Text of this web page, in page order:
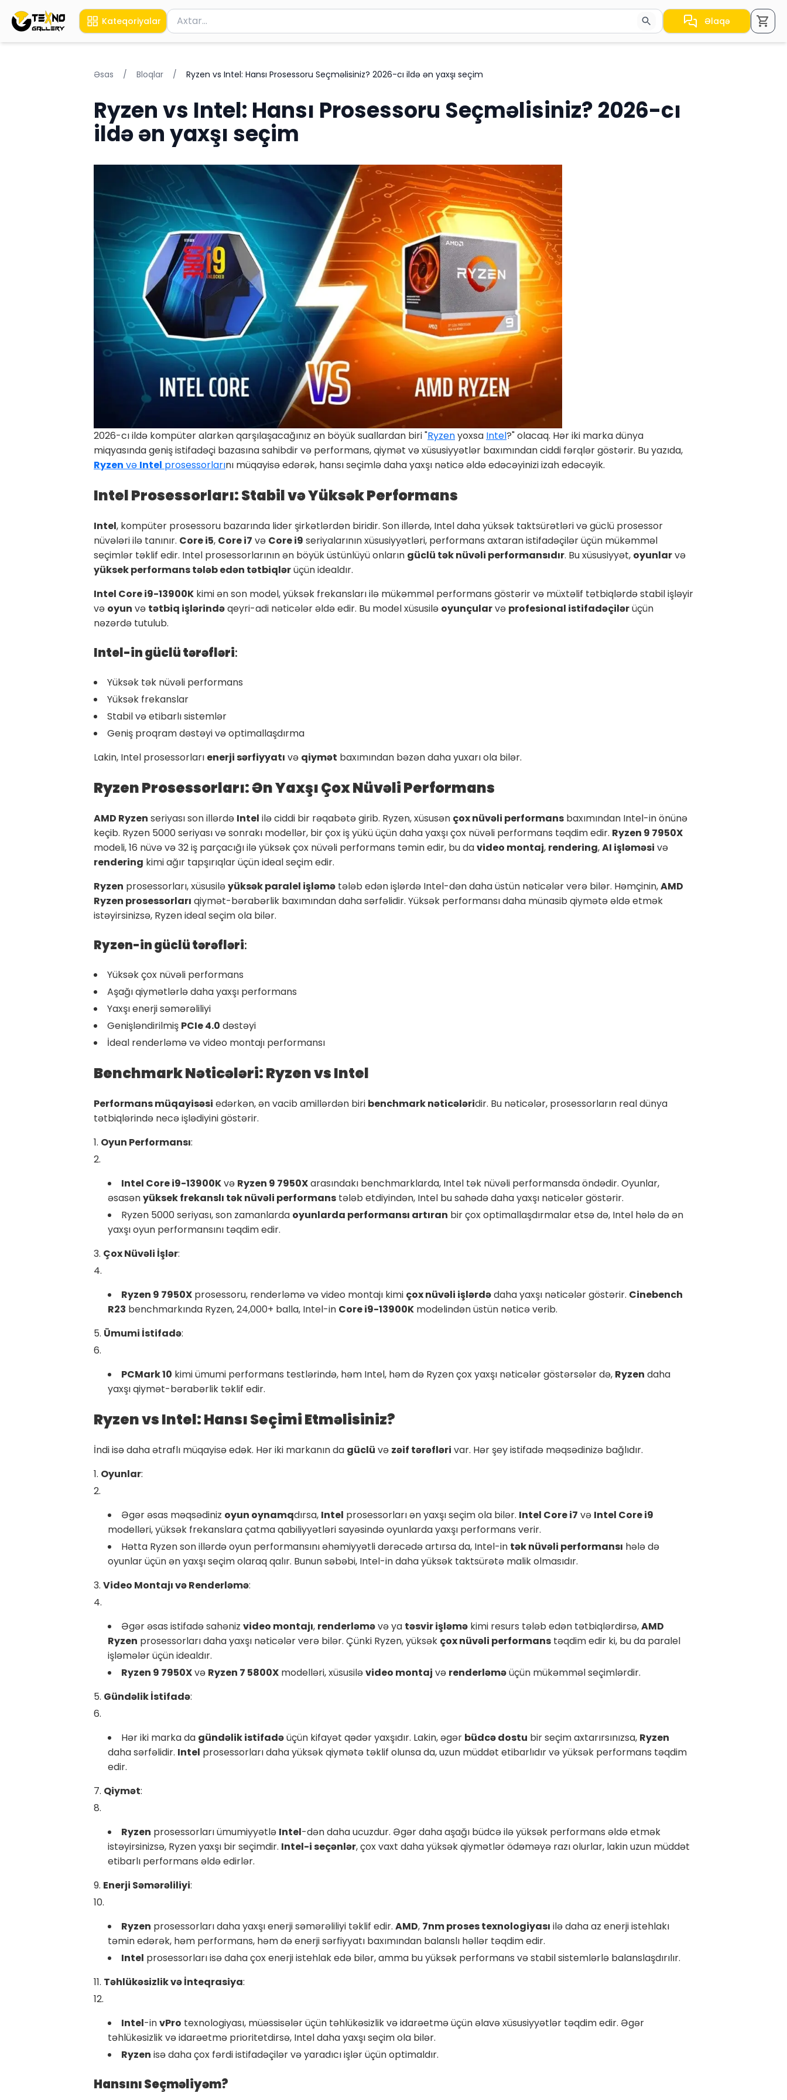
Kateqoriyalar Məhsul axtar
Axtarış üçün ən azı 2 simvol yazın. Göndərmək üçün Enter düyməsini basın və ya nəticələr arasında keçid etmək üçün ox
Əlaqə
Əsas / Bloqlar / Ryzen vs Intel: Hansı Prosessoru Seçməlisiniz? 2026-cı ildə ən yaxşı seçim
Ryzen vs Intel: Hansı Prosessoru Seçməlisiniz? 2026-cı
ildə ən yaxşı seçim
2026-cı ildə kompüter alarkən qarşılaşacağınız ən böyük suallardan biri "Ryzenyoxsa Intel?" olacaq. Hər iki marka dünya
miqyasında geniş istifadəçi bazasına sahibdir və performans, qiymət və xüsusiyyətlər baxımından ciddi fərqlər göstərir. Bu yazıda,
Ryzen və Intel prosessorlarını müqayisə edərək, hansı seçimlə daha yaxşı nəticə əldə edəcəyinizi izah edəcəyik.
Intel Prosessorları: Stabil və Yüksək Performans
Intel, kompüter prosessoru bazarında lider şirkətlərdən biridir. Son illərdə, Intel daha yüksək taktsürətləri və güclü prosessor
nüvələri ilə tanınır. Core i5, Core i7 və Core i9 seriyalarının xüsusiyyətləri, performans axtaran istifadəçilər üçün mükəmməl
seçimlər təklif edir. Intel prosessorlarının ən böyük üstünlüyü onların güclü tək nüvəli performansıdır. Bu xüsusiyyət, oyunlarvə
yüksek performans tələb edən tətbiqlərüçün idealdır.
Intel Core i9-13900K kimi ən son model, yüksək frekansları ilə mükəmməl performans göstərir və müxtəlif tətbiqlərdə stabil işləyir
və oyun və tətbiq işlərindəqeyri-adi nəticələr əldə edir. Bu model xüsusilə oyunçularvə profesional istifadəçilərüçün
nəzərdə tutulub.
Intel-in güclü tərəfləri:
Yüksək tək nüvəli performans
Yüksək frekanslar
Stabil və etibarlı sistemlər
Geniş proqram dəstəyi və optimallaşdırma
Lakin, Intel prosessorları enerji sərfiyyatı və qiymət baxımından bəzən daha yuxarı ola bilər.
Ryzen Prosessorları: Ən Yaxşı Çox Nüvəli Performans
AMD Ryzen seriyası son illərdə Intel ilə ciddi bir rəqabətə girib. Ryzen, xüsusən çox nüvəli performans baxımından Intel-in önünə
keçib. Ryzen 5000 seriyası və sonrakı modellər, bir çox iş yükü üçün daha yaxşı çox nüvəli performans təqdim edir. Ryzen 9 7950X
modeli, 16 nüvə və 32 iş parçacığı ilə yüksək çox nüvəli performans təmin edir, bu davideo montaj, rendering,AI işləməsi və
rendering kimi ağır tapşırıqlar üçün ideal seçim edir.
Ryzen prosessorları, xüsusiləyüksək paralel işləmə tələb edən işlərdə Intel-dən daha üstün nəticələr verə bilər. Həmçinin,AMD
Ryzen prosessorları qiymət-bərabərlik baxımından daha sərfəlidir. Yüksək performansı daha münasib qiymətə əldə etmək
istəyirsinizsə, Ryzen ideal seçim ola bilər.
Ryzen-in güclü tərəfləri:
Yüksək çox nüvəli performans
Aşağı qiymətlərlə daha yaxşı performans
Yaxşı enerji səmərəliliyi
Genişləndirilmiş PCIe 4.0 dəstəyi
İdeal renderləmə və video montajı performansı
Benchmark Nəticələri: Ryzen vs Intel
Performans müqayisəsi edərkən, ən vacib amillərdən biri benchmark nəticələridir. Bu nəticələr, prosessorların real dünya
tətbiqlərində necə işlədiyini göstərir.
Oyun Performansı:
Intel Core i9-13900Kvə Ryzen 9 7950Xarasındakı benchmarklarda, Intel tək nüvəli performansda öndədir. Oyunlar,
əsasənyüksek frekanslı tək nüvəli performans tələb etdiyindən, Intel bu sahədə daha yaxşı nəticələr göstərir.
Ryzen 5000 seriyası, son zamanlarda oyunlarda performansı artıran bir çox optimallaşdırmalar etsə də, Intel hələ də ən
yaxşı oyun performansını təqdim edir.
Çox Nüvəli İşlər:
Ryzen 9 7950X prosessoru, renderləmə və video montajı kimi çox nüvəli işlərdədaha yaxşı nəticələr göstərir. Cinebench
R23 benchmarkında Ryzen, 24,000+ balla, Intel-in Core i9-13900K modelindən üstün nəticə verib.
Ümumi İstifadə:
PCMark 10 kimi ümumi performans testlərində, həm Intel, həm də Ryzen çox yaxşı nəticələr göstərsələr də, Ryzen daha
yaxşı qiymət-bərabərlik təklif edir.
Ryzen vs Intel: Hansı Seçimi Etməlisiniz?
İndi isə daha ətraflı müqayisə edək. Hər iki markanın da güclü və zəif tərəfləri var. Hər şey istifadə məqsədinizə bağlıdır.
Oyunlar:
Əgər əsas məqsədiniz oyun oynamqdırsa, Intel prosessorları ən yaxşı seçim ola bilər. Intel Core i7 və Intel Core i9
modelləri, yüksək frekanslara çatma qabiliyyətləri sayəsində oyunlarda yaxşı performans verir.
Hətta Ryzen son illərdə oyun performansını əhəmiyyətli dərəcədə artırsa da, Intel-in tək nüvəli performansı hələ də
oyunlar üçün ən yaxşı seçim olaraq qalır. Bunun səbəbi, Intel-in daha yüksək taktsürətə malik olmasıdır.
Video Montajı və Renderləmə:
Əgər əsas istifadə sahəniz video montajı, renderləməvə ya təsvir işləmə kimi resurs tələb edən tətbiqlərdirsə,AMD
Ryzen prosessorları daha yaxşı nəticələr verə bilər. Çünki Ryzen, yüksək çox nüvəli performans təqdim edir ki, bu da paralel
işləmələr üçün idealdır.
Ryzen 9 7950Xvə Ryzen 7 5800X modelləri, xüsusiləvideo montaj və renderləməüçün mükəmməl seçimlərdir.
Gündəlik İstifadə:
Hər iki marka da gündəlik istifadəüçün kifayət qədər yaxşıdır. Lakin, əgər büdcə dostu bir seçim axtarırsınızsa, Ryzen
daha sərfəlidir. Intel prosessorları daha yüksək qiymətə təklif olunsa da, uzun müddət etibarlıdır və yüksək performans təqdim
edir.
Qiymət:
Ryzen prosessorları ümumiyyətlə Intel-dən daha ucuzdur. Əgər daha aşağı büdcə ilə yüksək performans əldə etmək
istəyirsinizsə, Ryzen yaxşı bir seçimdir. Intel-i seçənlər, çox vaxt daha yüksək qiymətlər ödəməyə razı olurlar, lakin uzun müddət
etibarlı performans əldə edirlər.
Enerji Səmərəliliyi:
Ryzen prosessorları daha yaxşı enerji səmərəliliyi təklif edir. AMD, 7nm proses texnologiyası ilə daha az enerji istehlakı
təmin edərək, həm performans, həm də enerji sərfiyyatı baxımından balanslı həllər təqdim edir.
Intel prosessorları isə daha çox enerji istehlak edə bilər, amma bu yüksək performans və stabil sistemlərlə balanslaşdırılır.
Təhlükəsizlik və İnteqrasiya:
Intel-invPro texnologiyası, müəssisələr üçün təhlükəsizlik və idarəetmə üçün əlavə xüsusiyyətlər təqdim edir. Əgər
təhlükəsizlik və idarəetmə prioritetdirsə, Intel daha yaxşı seçim ola bilər.
Ryzen isə daha çox fərdi istifadəçilər və yaradıcı işlər üçün optimaldır.
Hansını Seçməliyəm?